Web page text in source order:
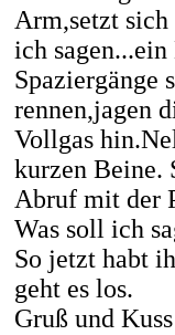
Arm,setzt sich
ich
Spaziergänge
rennen,jagen
Vollgas
kurzen Beine.
Abruf mit der
Was soll ich
So jetzt habt
geht es los.
Gruß und